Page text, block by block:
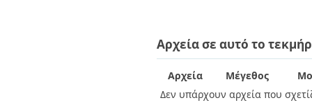
Αρχεία σε αυτό το
Αρχεία Μέγεθος
Δεν υπάρχουν αρχεία που